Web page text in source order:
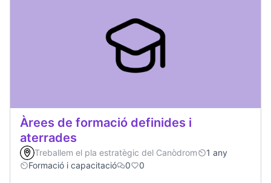
Àrees de formació definides i
aterrades
Treballem el pla estratègic del Canòdrom
1 any
Formació i capacitació
0 0